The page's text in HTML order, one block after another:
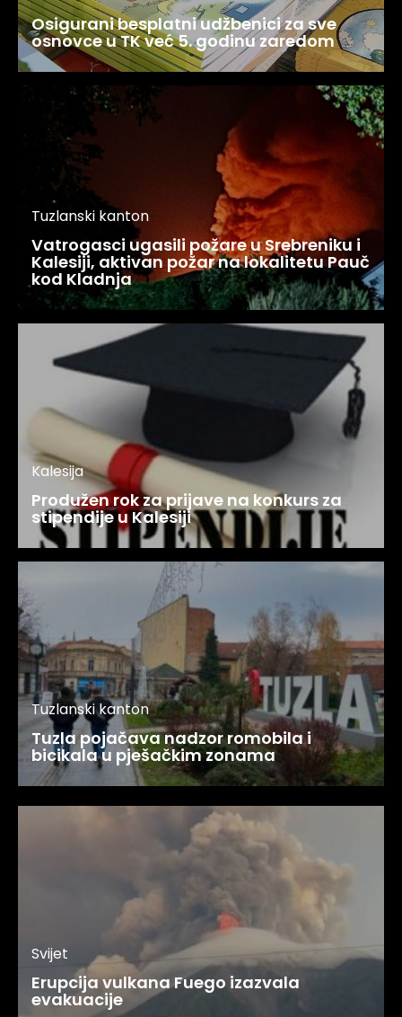
Osigurani besplatni udžbenici za sve
osnovce u TK već 5. godinu zaredom
Tuzlanski kanton
Vatrogasci ugasili požare u Srebreniku i
Kalesiji, aktivan požar na lokalitetu Pauč
kod Kladnja
Kalesija
Produžen rok za prijave na konkurs za
stipendije u Kalesiji
Tuzlanski kanton
Tuzla pojačava nadzor romobila i
bicikala u pješačkim zonama
Svijet
Erupcija vulkana Fuego izazvala
evakuacije